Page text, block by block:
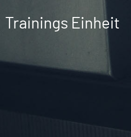
Trainings Einheit